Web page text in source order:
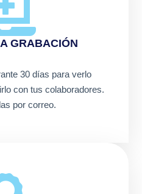
GRABACIÓN
30 días para verlo
con tus colaboradores.
por correo.